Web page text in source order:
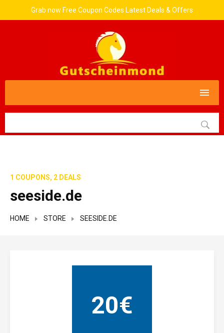
Grab now Free Coupon Codes Latest Deals & Offers
1 COUPONS, 2 DEALS
seeside.de
HOME STORE SEESIDE.DE
20€